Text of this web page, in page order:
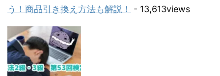
う！商品引き換え方法も解説！
- 13,613views